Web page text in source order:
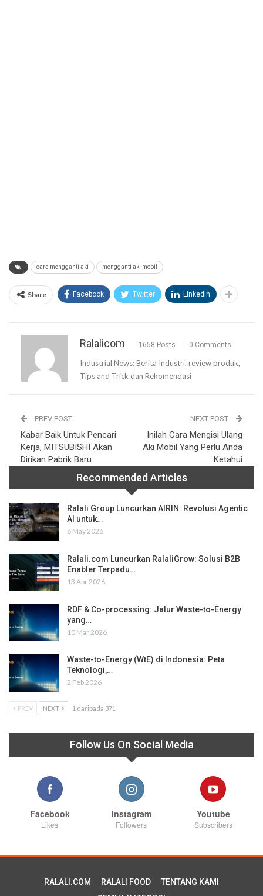
cara mengganti aki mengganti aki mobil
Share Facebook Twitter Linkedin
Ralalicom 1658 Posts 0 Comments
Industrial News: Berita Industri, review produk,
Tips and Trick dan Rekomendasi
PREV POST
Kabar Baik Untuk Pencari
Kerja, MITSUBISHI Akan
Dirikan Pabrik Baru
NEXT POST
Inilah Cara Mengisi Ulang
Aki Mobil Yang Perlu Anda
Ketahui
Recommended Articles
Ralali Group Luncurkan AIRIN: Revolusi Agentic
AI untuk…
8 May 2026
Ralali.com Luncurkan RalaliGrow: Solusi B2B
Enabler Terpadu…
13 Apr 2026
RDF & Co-processing: Jalur Waste-to-Energy
yang…
10 Mar 2026
Waste-to-Energy (WtE) di Indonesia: Peta
Teknologi,…
2 Feb 2026
PREV NEXT 1 daripada 371
Follow Us On Social Media
Facebook
Likes
Instagram
Followers
Youtube
Subscribers
RALALI.COM RALALI FOOD
TENTANG KAMI